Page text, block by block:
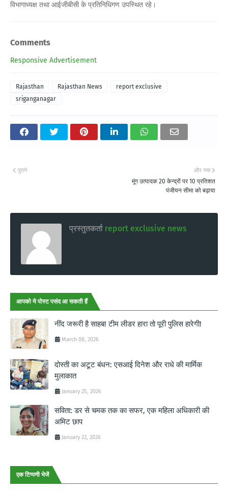
विभागाध्यक्ष तथा आईजीबीसी के प्रतिनिधिगण उपस्थित रहे।
Comments
Responsive Advertisement
Rajasthan Rajasthan News
report exclusive
sriganganagar
और नया
मूंग उत्पादक 20 केन्द्रों पर 10 प्रतिशत
पंजीयन सीमा को बढ़ाया
पुराने
प्रस्तुतकर्ता report exclusive news
आपको ये पोस्ट पसंद आ सकती हैं
नींद जरूरी है साहब! टीम लीडर हारा तो पूरी पुलिस हारेगी!
March 08, 2026
दोस्ती का अटूट बंधन: एसआई दिनेश और राधे की मार्मिक
मुलाकात
January 25, 2026
सविता: डर से चमक तक का सफर, एक महिला अधिकारी की
अमिट छाप
January 22, 2026
एक टिप्पणी भेजें